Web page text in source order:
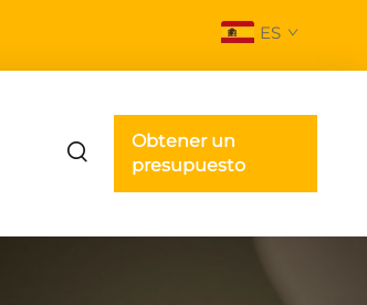
ES
Obtener un
presupuesto